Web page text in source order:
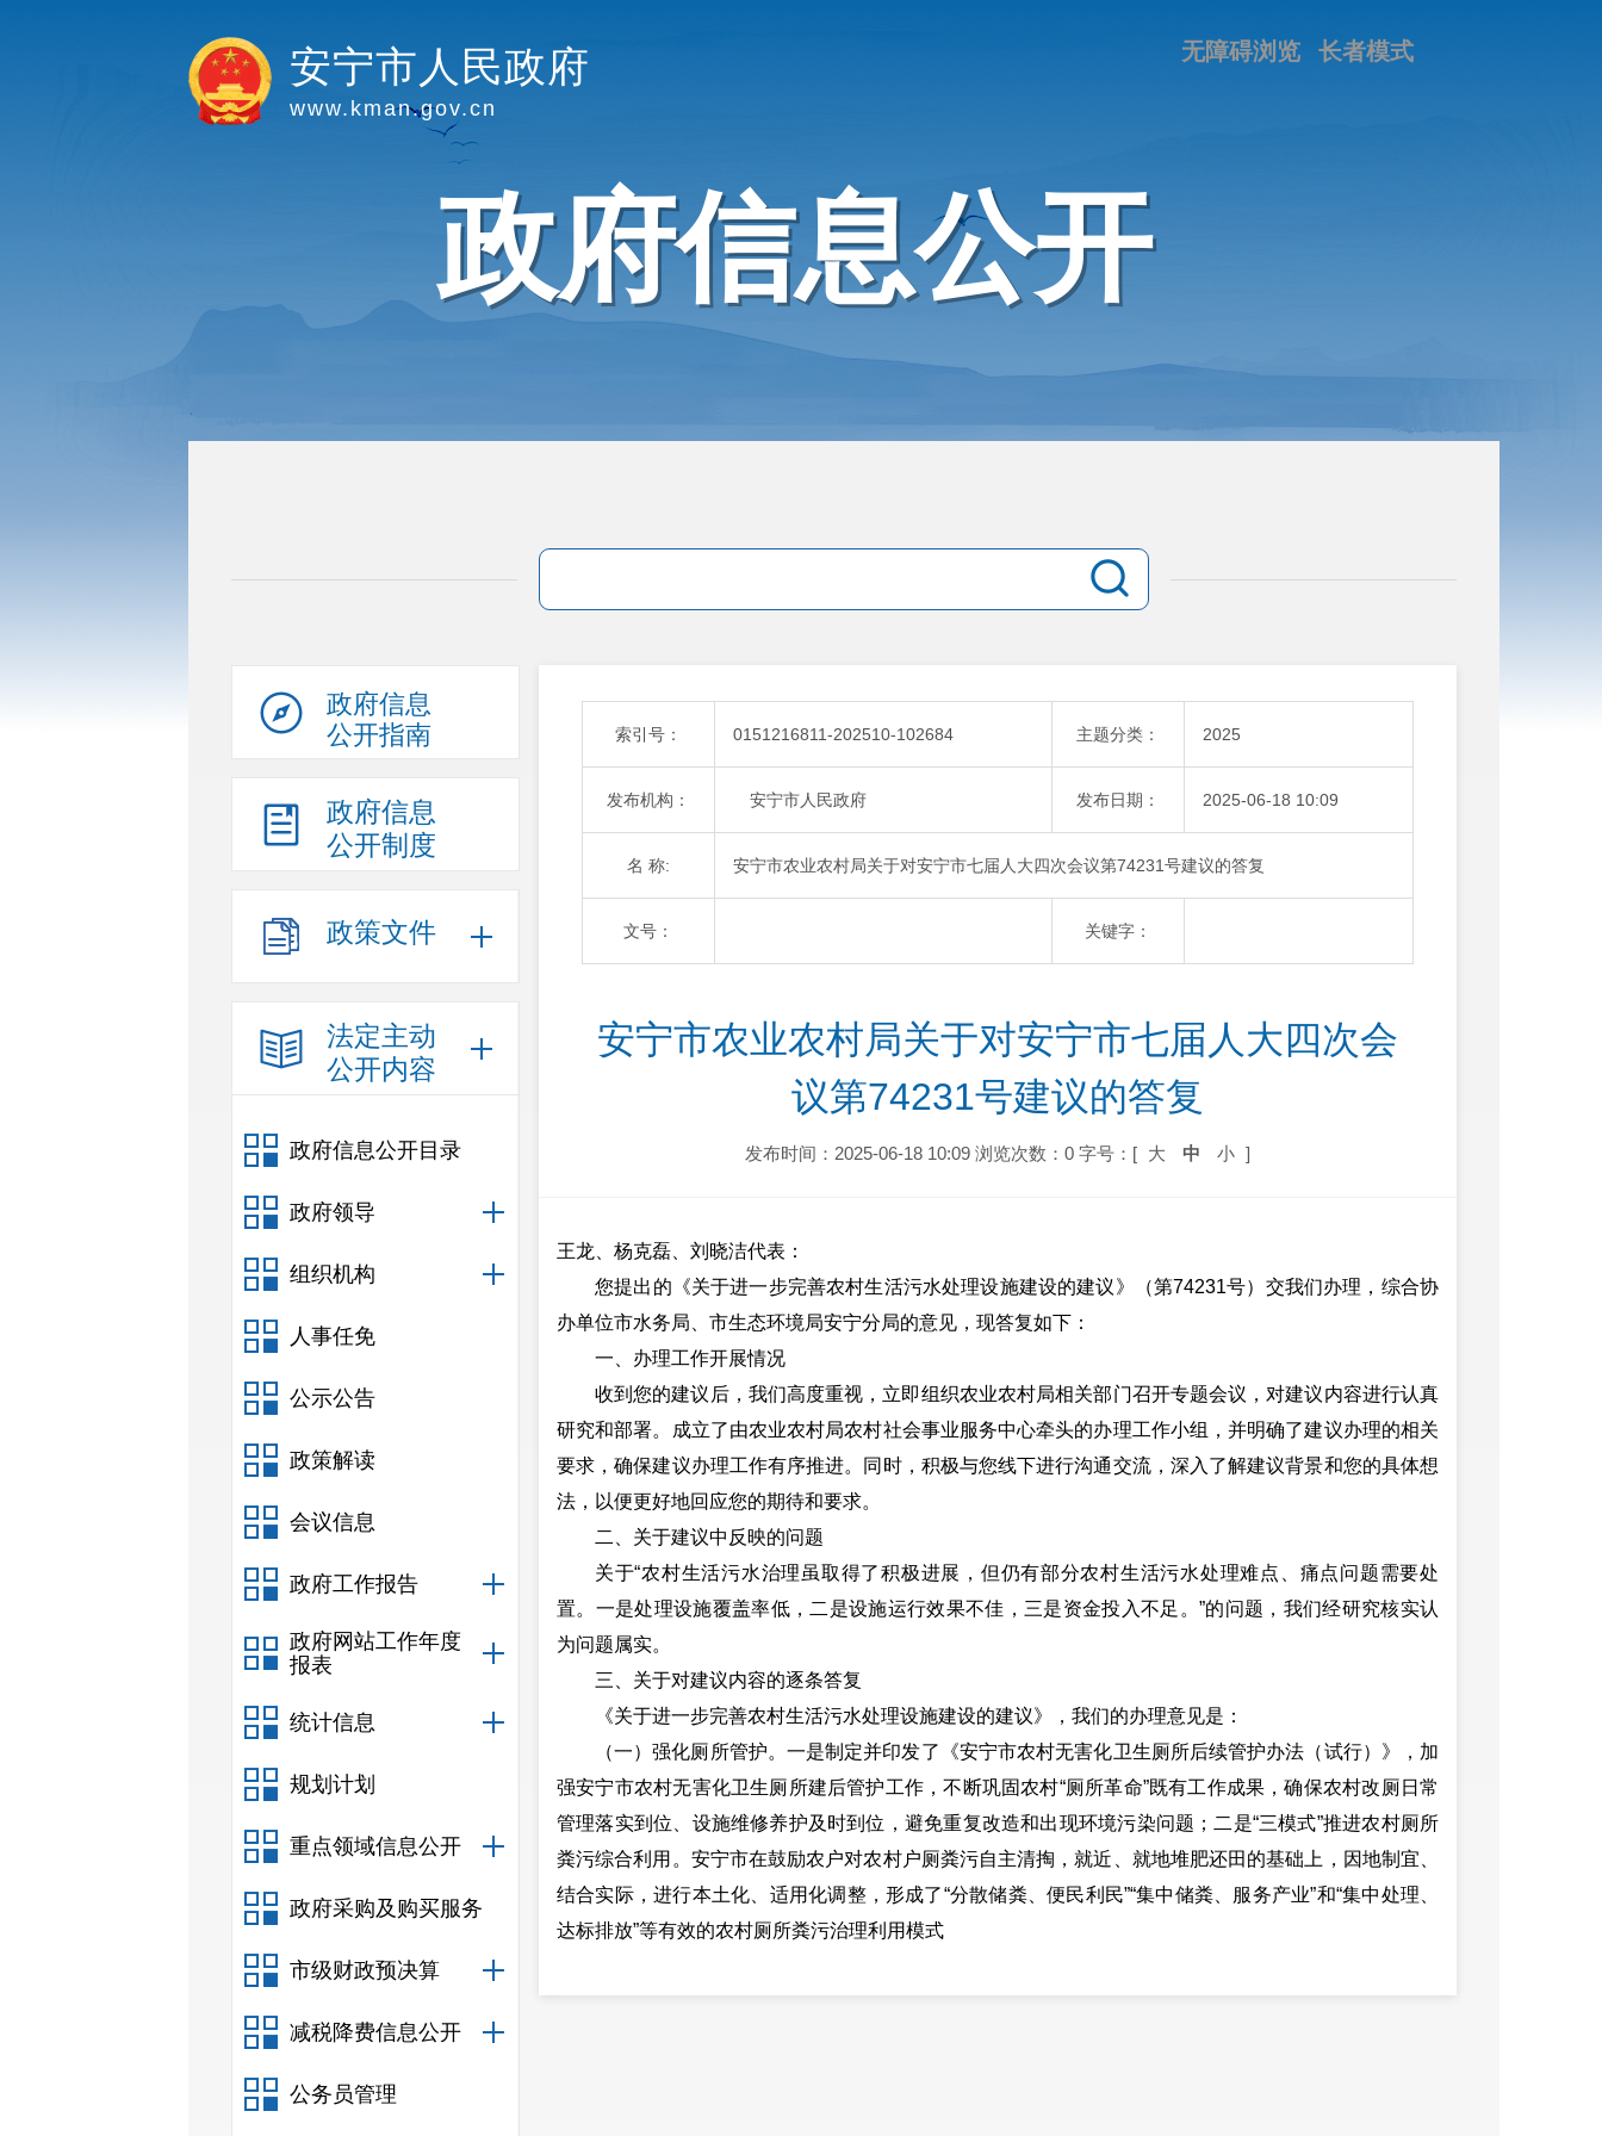
长者模式
无障碍浏览
安宁市人民政府
www.kman.gov.cn
政府信息公开
政府信息
公开指南
政府信息
公开制度
政策文件
法定主动
公开内容
政府信息公开目录
政府领导
组织机构
人事任免
公示公告
政策解读
会议信息
政府工作报告
政府网站工作年度
报表
统计信息
规划计划
重点领域信息公开
政府采购及购买服务
市级财政预决算
减税降费信息公开
公务员管理
索引号： 0151216811-202510-102684 主题分类： 2025
发布机构： 安宁市人民政府 发布日期： 2025-06-18 10:09
名 称: 安宁市农业农村局关于对安宁市七届人大四次会议第74231号建议的答复
文号： 关键字：
安宁市农业农村局关于对安宁市七届人大四次会
议第74231号建议的答复
发布时间：2025-06-18 10:09 浏览次数：0 字号：[ 大 中 小 ]
王龙、杨克磊、刘晓洁代表：
您提出的《关于进一步完善农村生活污水处理设施建设的建议》（第74231号）交我们办理，综合协
办单位市水务局、市生态环境局安宁分局的意见，现答复如下：
一、办理工作开展情况
收到您的建议后，我们高度重视，立即组织农业农村局相关部门召开专题会议，对建议内容进行认真
研究和部署。成立了由农业农村局农村社会事业服务中心牵头的办理工作小组，并明确了建议办理的相关
要求，确保建议办理工作有序推进。同时，积极与您线下进行沟通交流，深入了解建议背景和您的具体想
法，以便更好地回应您的期待和要求。
二、关于建议中反映的问题
关于“农村生活污水治理虽取得了积极进展，但仍有部分农村生活污水处理难点、痛点问题需要处
置。一是处理设施覆盖率低，二是设施运行效果不佳，三是资金投入不足。”的问题，我们经研究核实认
为问题属实。
三、关于对建议内容的逐条答复
《关于进一步完善农村生活污水处理设施建设的建议》，我们的办理意见是：
（一）强化厕所管护。一是制定并印发了《安宁市农村无害化卫生厕所后续管护办法（试行）》，加
强安宁市农村无害化卫生厕所建后管护工作，不断巩固农村“厕所革命”既有工作成果，确保农村改厕日常
管理落实到位、设施维修养护及时到位，避免重复改造和出现环境污染问题；二是“三模式”推进农村厕所
粪污综合利用。安宁市在鼓励农户对农村户厕粪污自主清掏，就近、就地堆肥还田的基础上，因地制宜、
结合实际，进行本土化、适用化调整，形成了“分散储粪、便民利民”“集中储粪、服务产业”和“集中处理、
达标排放”等有效的农村厕所粪污治理利用模式
等法律法规为依据，按照相关行业规定（规范），安宁市农业农村局印发了《安宁市2023年畜禽粪污资源